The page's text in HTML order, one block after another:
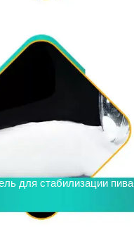
для стабилизации пива